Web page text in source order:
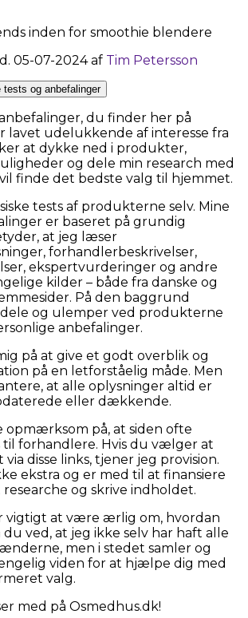
05-07-2024 af Tim Petersson
tests og anbefalinger
du finder her på
lavet udelukkende af interesse fra
at dykke ned i produkter,
og dele min research med
finde det bedste valg til hjemmet.
tests af produkterne selv. Mine
er baseret på grundig
at jeg læser
forhandlerbeskrivelser,
ekspertvurderinger og andre
kilder – både fra danske og
På den baggrund
og ulemper ved produkterne
anbefalinger.
på at give et godt overblik og
på en letforståelig måde. Men
at alle oplysninger altid er
eller dækkende.
opmærksom på, at siden ofte
forhandlere. Hvis du vælger at
disse links, tjener jeg provision.
ekstra og er med til at finansiere
og skrive indholdet.
vigtigt at være ærlig om, hvordan
du ved, at jeg ikke selv har haft alle
men i stedet samler og
viden for at hjælpe dig med
valg.
med på Osmedhus.dk!